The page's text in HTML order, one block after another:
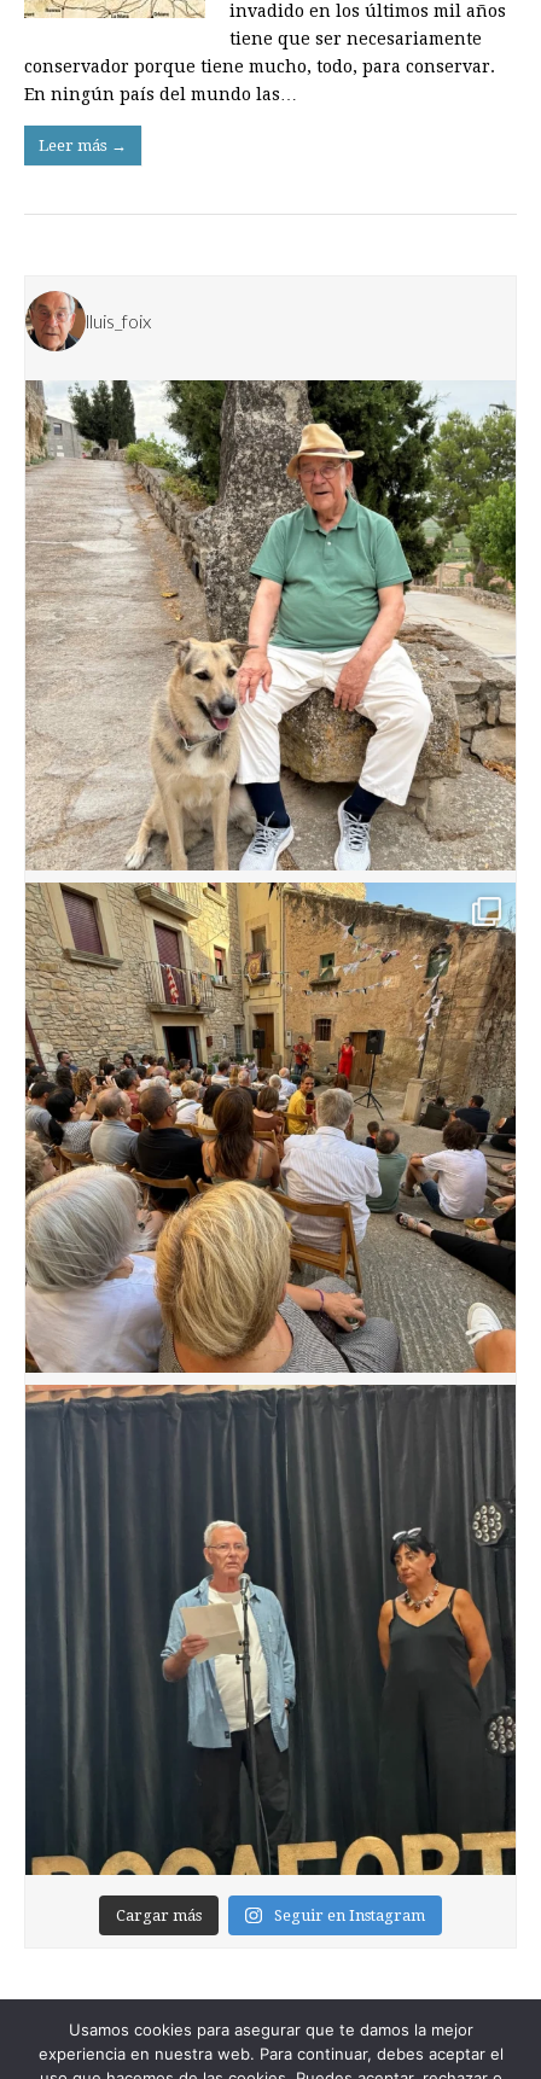
invadido en los últimos mil años
tiene que ser necesariamente
conservador porque tiene mucho, todo, para conservar.
En ningún país del mundo las…
Leer más →
lluis_foix
Cargar más Seguir en Instagram
Usamos cookies para asegurar que te damos la mejor
experiencia en nuestra web. Para continuar, debes aceptar el